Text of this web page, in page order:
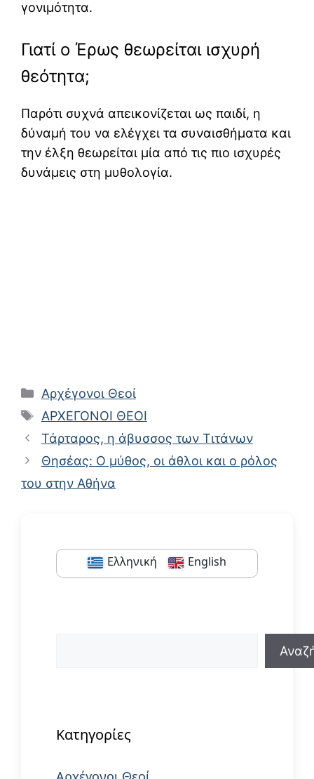
γονιμότητα.
Γιατί ο Έρως θεωρείται ισχυρή
θεότητα;
Παρότι συχνά απεικονίζεται ως παιδί, η
δύναμή του να ελέγχει τα συναισθήματα και
την έλξη θεωρείται μία από τις πιο ισχυρές
δυνάμεις στη μυθολογία.
Κατηγορίες
Αρχέγονοι Θεοί
Ετικέτες
ΑΡΧΕΓΟΝΟΙ ΘΕΟΙ
Τάρταρος, η άβυσσος των Τιτάνων
Θησέας: Ο μύθος, οι άθλοι και ο ρόλος
του στην Αθήνα
Ελληνική English
Κατηγορίες